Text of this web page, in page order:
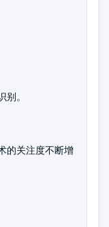
。
的关注度不断增